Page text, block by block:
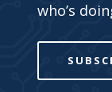
who’s